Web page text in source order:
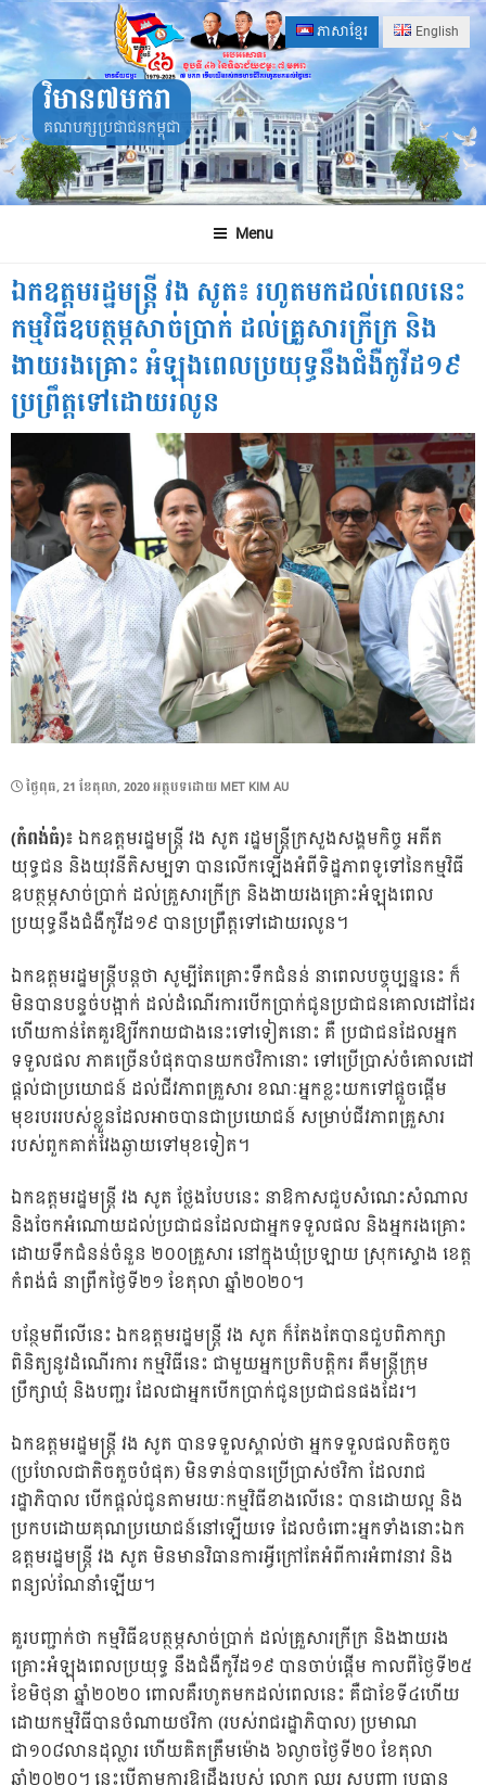
Skip
to
content
ភាសាខ្មែរ English
វិមាន៧មករា
គណបក្សប្រជាជនកម្ពុជា
Menu
ឯកឧត្តមរដ្ឋមន្ត្រី វង សូត៖ រហូតមកដល់ពេលនេះ
កម្មវិធីឧបត្ថម្ភសាច់ប្រាក់ ដល់គ្រួសារក្រីក្រ និង
ងាយរងគ្រោះ អំឡុងពេលប្រយុទ្ធនឹងជំងឺកូវីដ១៩
ប្រព្រឹត្តទៅដោយរលូន
POSTED
ថ្ងៃ​ពុធ, 21 ខែ​តុលា, 2020អត្ថបទដោយ MET KIM AU
(កំពង់ធំ)៖ឯកឧត្តមរដ្ឋមន្ត្រី វង សូត រដ្ឋមន្ត្រីក្រសួងសង្គមកិច្ច អតីត
យុទ្ធជន និងយុវនីតិសម្បទា បានលើកឡើងអំពីទិដ្ឋភាពទូទៅនៃកម្មវិធី
ឧបត្ថម្ភសាច់ប្រាក់ ដល់គ្រួសារក្រីក្រ និងងាយរងគ្រោះអំឡុងពេល
ប្រយុទ្ធនឹងជំងឺកូវីដ១៩ បានប្រព្រឹត្តទៅដោយរលូន។
ឯកឧត្តមរដ្ឋមន្ត្រីបន្តថា សូម្បីតែគ្រោះទឹកជំនន់ នាពេលបច្ចុប្បន្ននេះ ក៏
មិនបានបន្ទច់បង្អាក់ ដល់ដំណើរការបើកប្រាក់ជូនប្រជាជនគោលដៅដែរ
ហើយកាន់តែគួរឱ្យរីករាយជាងនេះទៅទៀតនោះ គឺ ប្រជាជនដែលអ្នក
ទទួលផល ភាគច្រើនបំផុតបានយកថវិកានោះ ទៅប្រើប្រាស់ចំគោលដៅ
ផ្តល់ជាប្រយោជន៍ ដល់ជីវភាពគ្រួសារ ខណៈអ្នកខ្លះយកទៅផ្តួចផ្តើម
មុខរបររបស់ខ្លួនដែលអាចបានជាប្រយោជន៍ សម្រាប់ជីវភាពគ្រួសារ
របស់ពួកគាត់វែងឆ្ងាយទៅមុខទៀត។
ឯកឧត្តមរដ្ឋមន្ត្រី វង សូត ថ្លែងបែបនេះ នាឱកាសជួបសំណេះសំណាល
និងចែកអំណោយដល់ប្រជាជនដែលជាអ្នកទទួលផល និងអ្នករងគ្រោះ
ដោយទឹកជំនន់ចំនួន ២០០គ្រួសារ នៅក្នុងឃុំប្រឡាយ ស្រុកស្ទោង ខេត្ត
កំពង់ធំ នាព្រឹកថ្ងៃទី២១ ខែតុលា ឆ្នាំ២០២០។
បន្ថែមពីលើនេះ ឯកឧត្តមរដ្ឋមន្ត្រី វង សូត ក៏តែងតែបានជួបពិភាក្សា
ពិនិត្យនូវដំណើរការ កម្មវិធីនេះ ជាមួយអ្នកប្រតិបត្តិករ គឺមន្ត្រីក្រុម
ប្រឹក្សាឃុំ និងបញ្ជរ ដែលជាអ្នកបើកប្រាក់ជូនប្រជាជនផងដែរ។
ឯកឧត្តមរដ្ឋមន្ត្រី វង សូត បានទទួលស្គាល់ថា អ្នកទទួលផលតិចតួច
(ប្រហែលជាតិចតួចបំផុត) មិនទាន់បានប្រើប្រាស់ថវិកា ដែលរាជ
រដ្ឋាភិបាល បើកផ្តល់ជូនតាមរយៈកម្មវិធីខាងលើនេះ បានដោយល្អ និង
ប្រកបដោយគុណប្រយោជន៍នៅឡើយទេ ដែលចំពោះអ្នកទាំងនោះឯក
ឧត្តមរដ្ឋមន្ត្រី វង សូត មិនមានវិធានការអ្វីក្រៅតែអំពីការអំពាវនាវ និង
ពន្យល់ណែនាំឡើយ។
គួរបញ្ជាក់ថា កម្មវិធីឧបត្ថម្ភសាច់ប្រាក់ ដល់គ្រួសារក្រីក្រ និងងាយរង
គ្រោះអំឡុងពេលប្រយុទ្ធ នឹងជំងឺកូវីដ១៩ បានចាប់ផ្តើម កាលពីថ្ងៃទី២៥
ខែមិថុនា ឆ្នាំ២០២០ ពោលគឺរហូតមកដល់ពេលនេះ គឺជាខែទី៤ហើយ
ដោយកម្មវិធីបានចំណាយថវិកា (របស់រាជរដ្ឋាភិបាល) ប្រមាណ
ជា១០៨លានដុល្លារ ហើយគិតត្រឹមម៉ោង ៦ល្ងាចថ្ងៃទី២០ ខែតុលា